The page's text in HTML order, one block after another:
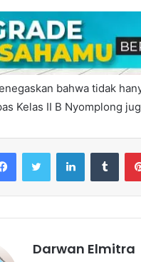
bahwa tidak
Kelas II B Nyomplong
FacebookTwitter LinkedIn
Darwan Elmitra